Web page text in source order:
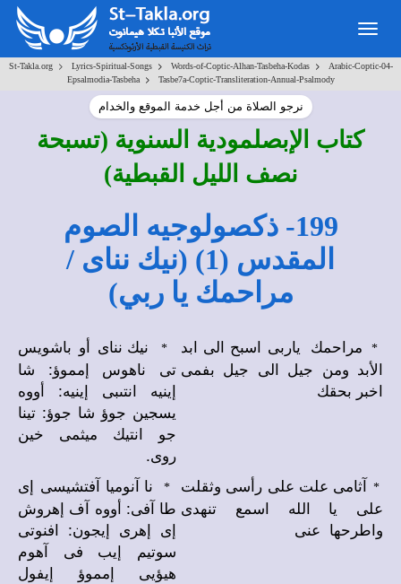
St-Takla.org> Lyrics-Spiritual-Songs> Words-of-Coptic-Alhan-Tasbeha-Kodas>
Arabic-Coptic-04-
Epsalmodia-Tasbeha> Tasbe7a-Coptic-Transliteration-Annual-Psalmody
نرجو الصلاة من أجل خدمة الموقع والخدام
كتاب الإبصلمودية السنوية (تسبحة
نصف الليل القبطية)
199- ذكصولوجيه الصوم
المقدس (1) (نيك نناى /
مراحمك يا ربي)
*
نيك نناى أو باشويس
تى ناهوس إمموؤ: شا
إينيه انتىبى إينيه: أووه
يسجين جوؤ شا جوؤ: تينا
جو انتيك ميثمى خين
روى.
*
مراحمك ياربى اسبح الى ابد
الأبد ومن جيل الى جيل بفمى
اخبر بحقك
*
نا آنوميا آفتشيسى إى
طا آفى: أووه آف إهروش
إى إهرى إيجون: افنوتى
سوتيم إيب فى آهوم
هيؤيى إمموؤ إيفول
* آثامى علت على رأسى وثقلت
على يا الله اسمع تنهدى
واطرحها عنى